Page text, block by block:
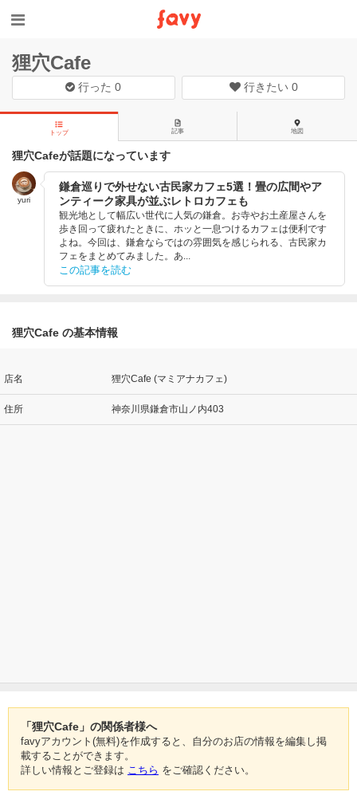
狸穴Cafe
行った0 行きたい 0
トップ 記事 地図
狸穴Cafeが話題になっています
yuri
鎌倉巡りで外せない古民家カフェ5選！畳の広間やア
ンティーク家具が並ぶレトロカフェも
観光地として幅広い世代に人気の鎌倉。お寺やお土産屋さんを
歩き回って疲れたときに、ホッと一息つけるカフェは便利です
よね。今回は、鎌倉ならではの雰囲気を感じられる、古民家カ
フェをまとめてみました。あ...
この記事を読む
狸穴Cafe の基本情報
店名 狸穴Cafe (マミアナカフェ)
住所 神奈川県鎌倉市山ノ内403
「狸穴Cafe」の関係者様へ
favyアカウント(無料)を作成すると、自分のお店の情報を編集し掲
載することができます。
詳しい情報とご登録は こちら をご確認ください。